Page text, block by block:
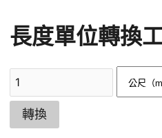
長度單位轉換
轉換